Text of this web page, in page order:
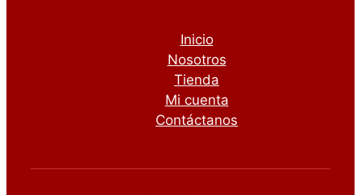
Inicio
Nosotros
Tienda
Mi cuenta
Contáctanos